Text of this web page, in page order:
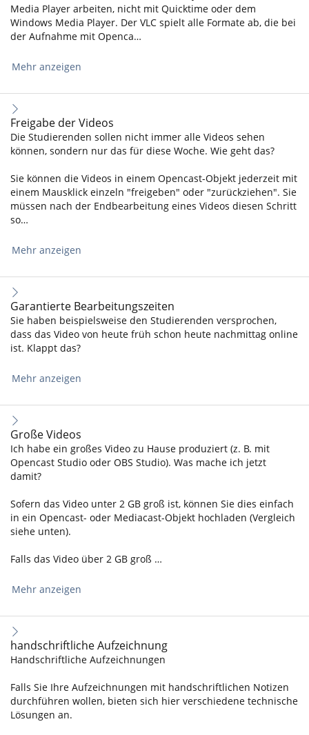
Media Player arbeiten, nicht mit Quicktime oder dem
Windows Media Player. Der VLC spielt alle Formate ab, die bei
der Aufnahme mit Openca…
Mehr anzeigen
Freigabe der Videos
Die Studierenden sollen nicht immer alle Videos sehen
können, sondern nur das für diese Woche. Wie geht das?
Sie können die Videos in einem Opencast-Objekt jederzeit mit
einem Mausklick einzeln "freigeben" oder "zurückziehen". Sie
müssen nach der Endbearbeitung eines Videos diesen Schritt
so…
Mehr anzeigen
Garantierte Bearbeitungszeiten
Sie haben beispielsweise den Studierenden versprochen,
dass das Video von heute früh schon heute nachmittag online
ist. Klappt das?
Mehr anzeigen
Große Videos
Ich habe ein großes Video zu Hause produziert (z. B. mit
Opencast Studio oder OBS Studio). Was mache ich jetzt
damit?
Sofern das Video unter 2 GB groß ist, können Sie dies einfach
in ein Opencast- oder Mediacast-Objekt hochladen (Vergleich
siehe unten).
Falls das Video über 2 GB groß …
Mehr anzeigen
handschriftliche Aufzeichnung
Handschriftliche Aufzeichnungen
Falls Sie Ihre Aufzeichnungen mit handschriftlichen Notizen
durchführen wollen, bieten sich hier verschiedene technische
Lösungen an.